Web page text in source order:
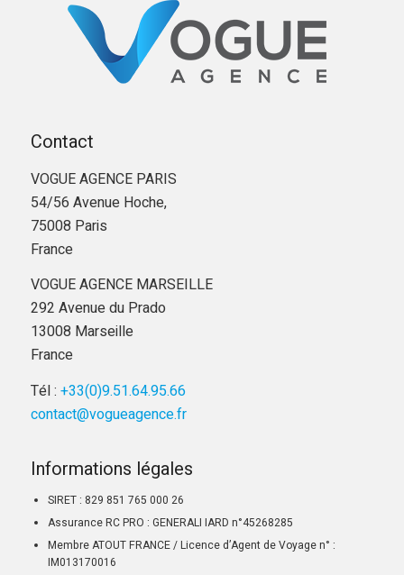
Contact
VOGUE AGENCE PARIS
54/56 Avenue Hoche,
75008 Paris
France
VOGUE AGENCE MARSEILLE
292 Avenue du Prado
13008 Marseille
France
Tél : +33(0)9.51.64.95.66
contact@vogueagence.fr
Informations légales
SIRET : 829 851 765 000 26
Assurance RC PRO : GENERALI IARD n°45268285
Membre ATOUT FRANCE / Licence d’Agent de Voyage n° :
IM013170016